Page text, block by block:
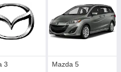
3 Mazda 5